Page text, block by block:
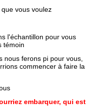
vous voulez
l'échantillon pour vous
témoin
nous ferons pi pour vous,
commencer à faire la
embarquer, qui est